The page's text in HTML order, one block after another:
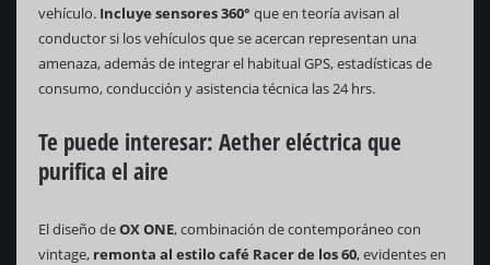
vehículo. Incluye sensores 360° que en teoría avisan al
conductor si los vehículos que se acercan representan una
amenaza, además de integrar el habitual GPS, estadísticas de
consumo, conducción y asistencia técnica las 24 hrs.
Te puede interesar: Aether eléctrica que
purifica el aire
El diseño deOX ONE, combinación de contemporáneo con
vintage, remonta al estilo café Racer de los 60, evidentes en